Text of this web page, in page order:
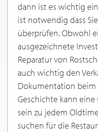
dann ist es wichtig
ist notwendig dass
überprüfen. Obwohl
ausgezeichnete
Reparatur von
auch wichtig den
Dokumentation beim
Geschichte kann
sein zu jedem
suchen für die